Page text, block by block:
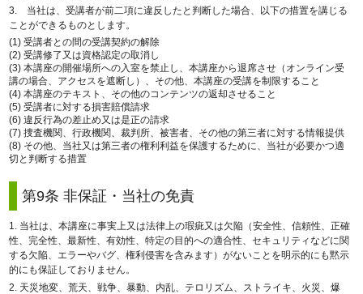
3. 当社は、受講者が前二項に違反したと判断した場合、以下の措置を講じる
ことができるものとします。
(1) 受講者との間の受講契約の解除
(2) 受講修了又は資格認定の取消し
(3) 本講座の開催場所への入室を禁止し、本講座から退席させ（オンライン受
講の場合、アクセスを遮断し）、その他、本講座の受講を制限すること
(4) 本講座のテキスト、その他のコンテンツの返却させること
(5) 受講者に対する損害賠償請求
(6) 違反行為の差止め又は是正の請求
(7) 捜査機関、行政機関、裁判所、被害者、その他の第三者に対する情報提供
(8) その他、当社又は第三者の権利利益を保護するために、当社が必要かつ適
切と判断する措置
第9条 非保証・当社の免責
1. 当社は、本講座に事実上又は法律上の瑕疵又は欠陥（安全性、信頼性、正確
性、完全性、最新性、有効性、特定の目的への適合性、セキュリティなどに関
する欠陥、エラーやバグ、権利侵害を含みます）がないことを明示的にも黙示
的にも保証しておりません。
2. 天災地変、荒天、戦争、暴動、内乱、テロリズム、ストライキ、火災、爆